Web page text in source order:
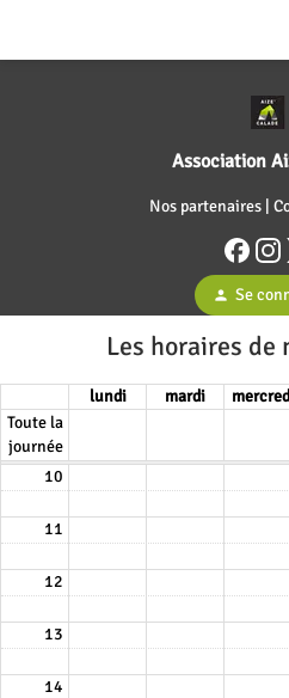
Association
Nos partenaires
person Se
Les horaires de
lundi mardi
Toute la
journée
10
11
12
13
14